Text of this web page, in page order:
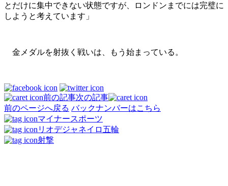
とだけに集中できない状態ですが、ロンドンまでには完璧に
しようと考えています」
金メダルを射抜く戦いは、もう始まっている。
前の記事次の記事
前のページへ戻る バックナンバーはこちら
マイナースポーツ
リオデジャネイロ五輪
射撃